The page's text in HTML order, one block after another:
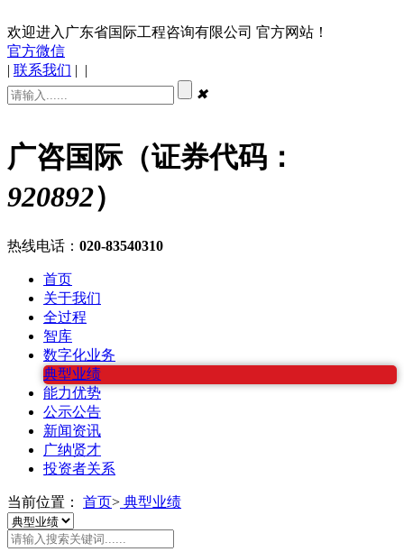
欢迎进入广东省国际工程咨询有限公司 官方网站！
官方微信
| 联系我们 | |
✖
广咨国际（证券代码：
920892）
热线电话： 020-83540310
首页
关于我们
全过程
智库
数字化业务
典型业绩
能力优势
公示公告
新闻资讯
广纳贤才
投资者关系
当前位置： 首页> 典型业绩